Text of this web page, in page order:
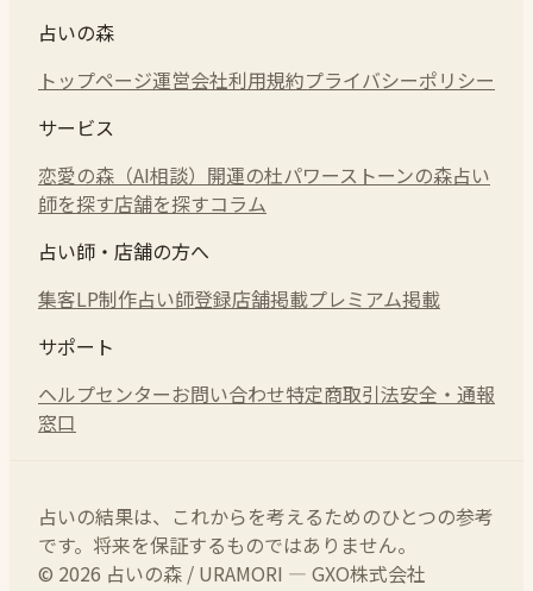
占いの森
トップページ運営会社利用規約プライバシーポリシー
サービス
恋愛の森（AI相談） 開運の杜パワーストーンの森占い
師を探す店舗を探すコラム
占い師・店舗の方へ
集客LP制作占い師登録店舗掲載プレミアム掲載
サポート
ヘルプセンターお問い合わせ特定商取引法安全・通報
窓口
占いの結果は、これからを考えるためのひとつの参考
です。将来を保証するものではありません。
© 2026 占いの森 / URAMORI — GXO株式会社